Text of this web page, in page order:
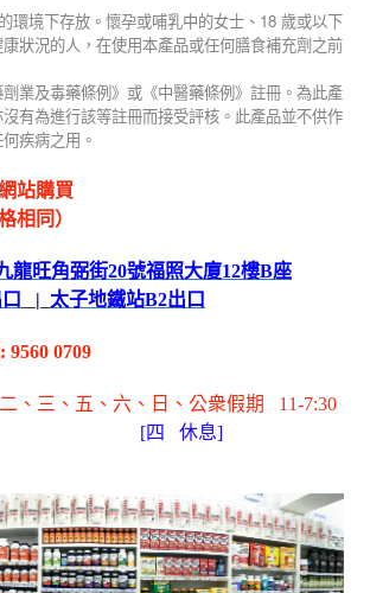
的環境下存放。懷孕或哺乳中的女士、 18 歲或以下
狀況的人，在使用本產品或任何膳食補充劑之前
業及毒藥條例》或《中醫藥條例》註冊。為此產
有為進行該等註冊而接受評核。此產品並不供作
疾病之用。
站購買
相同）
龍旺角弼街20號福照大廈12樓B座
口 | 太子地鐵站B2出 口
: 9560 0709
、三、五 、六 、日 、公衆假期
11-7:30
四 休息]